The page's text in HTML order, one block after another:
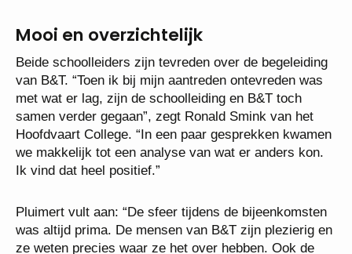
Mooi en overzichtelijk
Beide schoolleiders zijn tevreden over de begeleiding
van B&T. “Toen ik bij mijn aantreden ontevreden was
met wat er lag, zijn de schoolleiding en B&T toch
samen verder gegaan”, zegt Ronald Smink van het
Hoofdvaart College. “In een paar gesprekken kwamen
we makkelijk tot een analyse van wat er anders kon.
Ik vind dat heel positief.”
Pluimert vult aan: “De sfeer tijdens de bijeenkomsten
was altijd prima. De mensen van B&T zijn plezierig en
ze weten precies waar ze het over hebben. Ook de